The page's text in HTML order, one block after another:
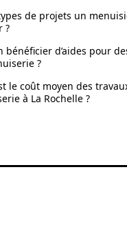
de projets un
?
bénéficier d’aides pour
?
le coût moyen des
à La Rochelle ?